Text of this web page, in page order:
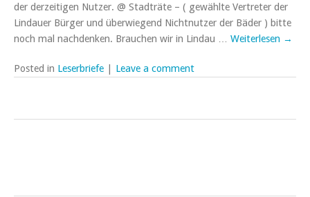
der derzeitigen Nutzer. @ Stadträte – ( gewählte Vertreter der
Lindauer Bürger und überwiegend Nichtnutzer der Bäder ) bitte
noch mal nachdenken. Brauchen wir in Lindau … Weiterlesen →
Posted in Leserbriefe | Leave a comment